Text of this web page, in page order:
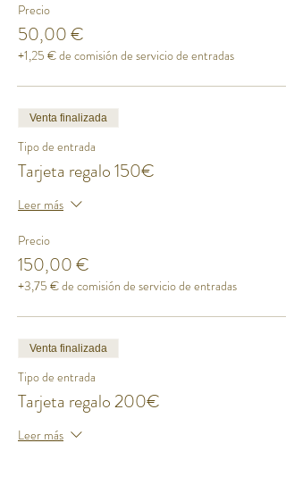
Precio
50,00 €
+1,25 € de comisión de servicio de entradas
Venta finalizada
Tipo de entrada
Tarjeta regalo 150€
Leer más
Precio
150,00 €
+3,75 € de comisión de servicio de entradas
Venta finalizada
Tipo de entrada
Tarjeta regalo 200€
Leer más